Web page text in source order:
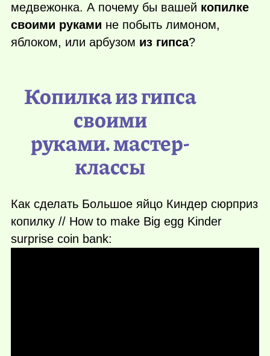
медвежонка. А почему бы вашей копилке
своими руками не побыть лимоном,
яблоком, или арбузом из гипса?
Копилка из гипса
своими
руками. мастер-
классы
Как сделать Большое яйцо Киндер сюрприз
копилку // How to make Big egg Kinder
surprise coin bank: